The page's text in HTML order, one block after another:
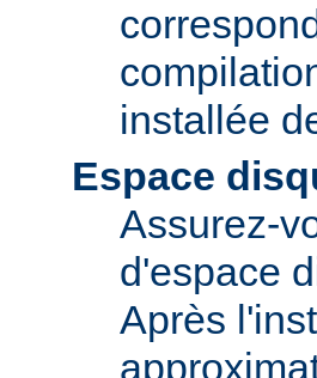
installée
Espace
Assurez-
d'espace
Après